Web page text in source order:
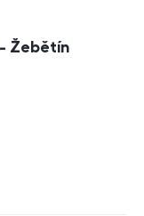
- Žebětín